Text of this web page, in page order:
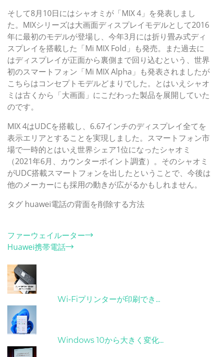
そして8月10日にはシャオミが「MIX 4」を発表しまし
た。MIXシリーズは大画面ディスプレイモデルとして2016
年に最初のモデルが登場し、今年3月には折り畳み式ディ
スプレイを搭載した「Mi MIX Fold」も発売。また過去に
はディスプレイが正面から裏側まで回り込むという、世界
初のスマートフォン「Mi MIX Alpha」も発表されましたが
こちらはコンセプトモデルどまりでした。とはいえシャオ
ミは古くから「大画面」にこだわった製品を展開していた
のです。
MIX 4はUDCを搭載し、6.67インチのディスプレイ全てを
表示エリアとすることを実現しました。スマートフォン市
場で一時的とはいえ世界シェア1位になったシャオミ
（2021年6月、カウンターポイント調査）。そのシャオミ
がUDC搭載スマートフォンを出したということで、今後は
他のメーカーにも採用の動きが広がるかもしれません。
タグ huawei電話の背面を削除する方法
ファーウェイルーター
Huawei携帯電話
Wi-Fiプリンターが印刷でき...
Windows 10から大きく変化...